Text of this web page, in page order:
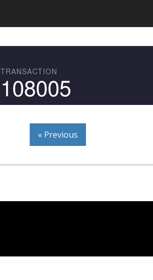
TRANSACTION
108005
« Previous